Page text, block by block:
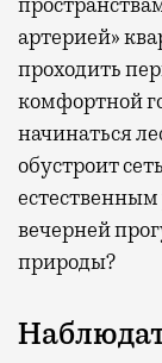
артерией»
проходить
комфортной
начинаться
обустроит
вечерней
природы?